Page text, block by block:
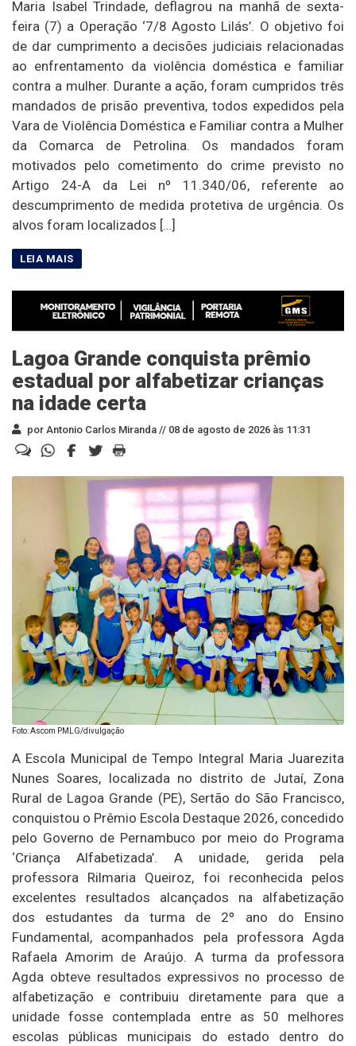
Maria Isabel Trindade, deflagrou na manhã de sexta-
feira (7) a Operação ‘7/8 Agosto Lilás’. O objetivo foi
de dar cumprimento a decisões judiciais relacionadas
ao enfrentamento da violência doméstica e familiar
contra a mulher. Durante a ação, foram cumpridos três
mandados de prisão preventiva, todos expedidos pela
Vara de Violência Doméstica e Familiar contra a Mulher
da Comarca de Petrolina. Os mandados foram
motivados pelo cometimento do crime previsto no
Artigo 24-A da Lei nº 11.340/06, referente ao
descumprimento de medida protetiva de urgência. Os
alvos foram localizados […]
Lagoa Grande conquista prêmio
estadual por alfabetizar crianças
na idade certa
por Antonio Carlos Miranda // 08 de agosto de 2026 às 11:31
Foto: Ascom PMLG/divulgação
A Escola Municipal de Tempo Integral Maria Juarezita
Nunes Soares, localizada no distrito de Jutaí, Zona
Rural de Lagoa Grande (PE), Sertão do São Francisco,
conquistou o Prêmio Escola Destaque 2026, concedido
pelo Governo de Pernambuco por meio do Programa
‘Criança Alfabetizada’. A unidade, gerida pela
professora Rilmaria Queiroz, foi reconhecida pelos
excelentes resultados alcançados na alfabetização
dos estudantes da turma de 2º ano do Ensino
Fundamental, acompanhados pela professora Agda
Rafaela Amorim de Araújo. A turma da professora
Agda obteve resultados expressivos no processo de
alfabetização e contribuiu diretamente para que a
unidade fosse contemplada entre as 50 melhores
escolas públicas municipais do estado dentro do